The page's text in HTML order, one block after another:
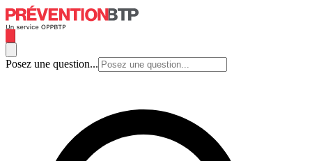
Posez une question...